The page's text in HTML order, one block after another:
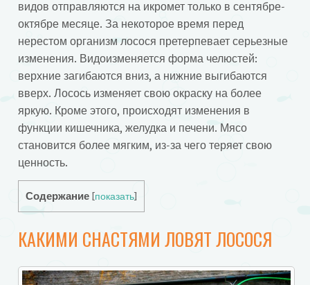
видов отправляются на икромет только в сентябре-
октябре месяце. За некоторое время перед
нерестом организм лосося претерпевает серьезные
изменения. Видоизменяется форма челюстей:
верхние загибаются вниз, а нижние выгибаются
вверх. Лосось изменяет свою окраску на более
яркую. Кроме этого, происходят изменения в
функции кишечника, желудка и печени. Мясо
становится более мягким, из-за чего теряет свою
ценность.
Содержание показать]
КАКИМИ СНАСТЯМИ ЛОВЯТ ЛОСОСЯ